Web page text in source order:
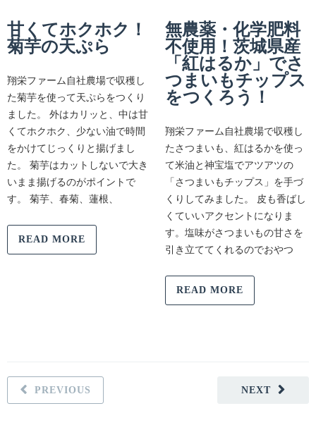
甘くてホクホク！
菊芋の天ぷら
翔栄ファーム自社農場で収穫し
た菊芋を使って天ぷらをつくり
ました。 外はカリッと、中は甘
くてホクホク、少ない油で時間
をかけてじっくりと揚げまし
た。 菊芋はカットしないで大き
いまま揚げるのがポイントで
す。 菊芋、春菊、蓮根、
READ MORE
無農薬・化学肥料
不使用！茨城県産
「紅はるか」でさ
つまいもチップス
をつくろう！
翔栄ファーム自社農場で収穫し
たさつまいも、紅はるかを使っ
て米油と神宝塩でアツアツの
「さつまいもチップス」を手づ
くりしてみました。 皮も香ばし
くていいアクセントになりま
す。塩味がさつまいもの甘さを
引き立ててくれるのでおやつ
READ MORE
NEXT
PREVIOUS